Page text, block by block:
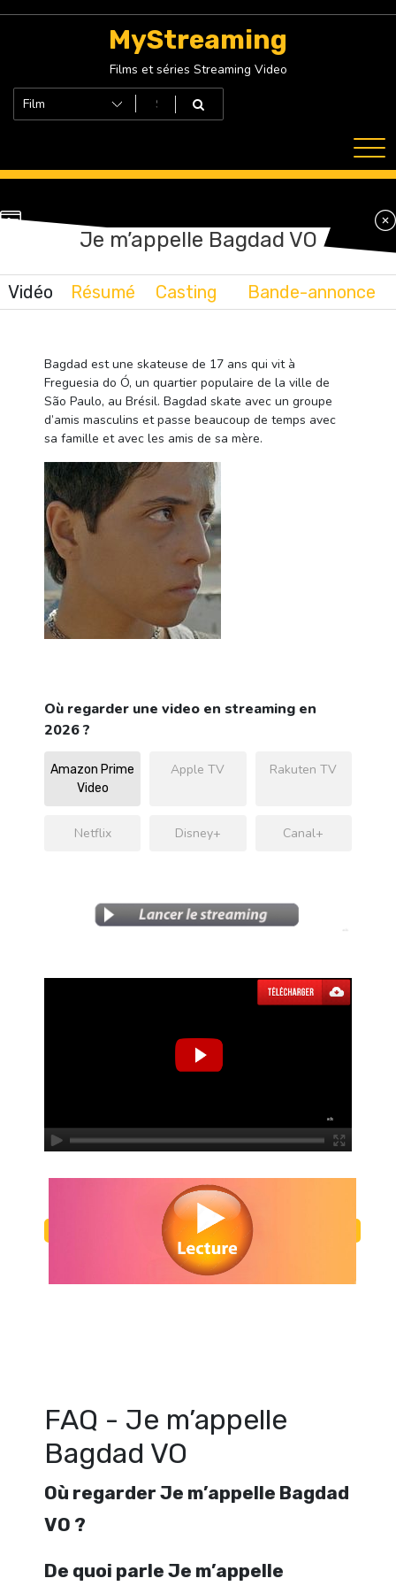
MyStreaming
Films et séries Streaming Video
Je m’appelle Bagdad VO
Vidéo Résumé Casting Bande-annonce
Bagdad est une skateuse de 17 ans qui vit à
Freguesia do Ó, un quartier populaire de la ville de
São Paulo, au Brésil. Bagdad skate avec un groupe
d’amis masculins et passe beaucoup de temps avec
sa famille et avec les amis de sa mère.
Où regarder une video en streaming en
2026 ?
Amazon Prime
Video
Apple TV Rakuten TV
Netflix Disney+ Canal+
FAQ - Je m’appelle
Bagdad VO
Où regarder Je m’appelle Bagdad
VO ?
De quoi parle Je m’appelle